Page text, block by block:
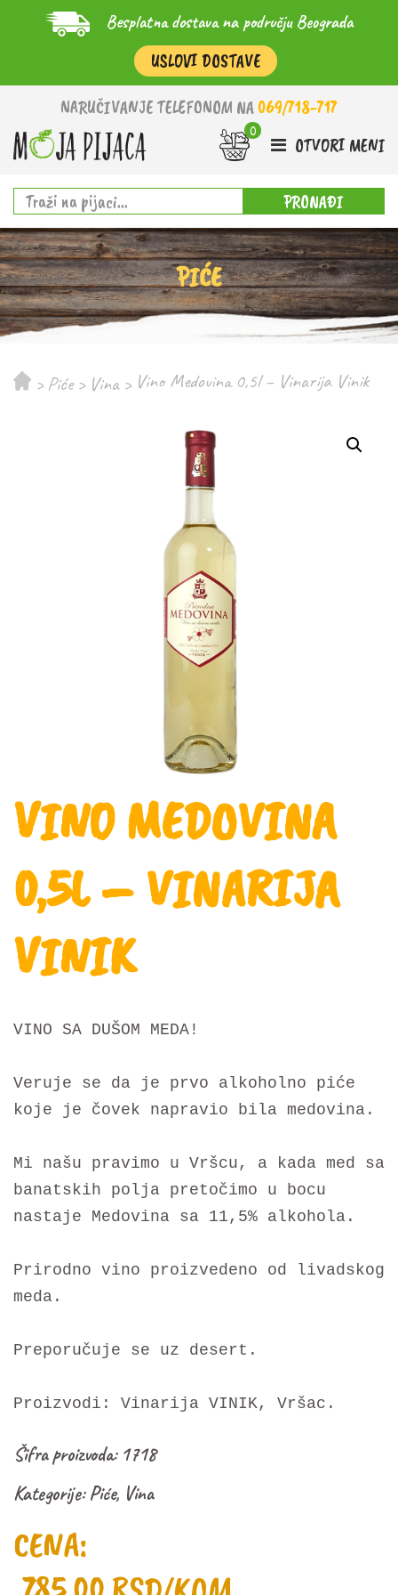
Besplatna dostava na području Beograda
USLOVI DOSTAVE
NARUČIVANJE TELEFONOM NA 069/718-717
OTVORI MENI
PRONAĐI
PIĆE
> Piće > Vina > Vino Medovina 0,5l – Vinarija Vinik
VINO MEDOVINA
0,5L – VINARIJA
VINIK
VINO SA DUŠOM MEDA!
Veruje se da je prvo alkoholno piće
koje je čovek napravio bila medovina.
Mi našu pravimo u Vršcu, a kada med sa
banatskih polja pretočimo u bocu
nastaje Medovina sa 11,5% alkohola.
Prirodno vino proizvedeno od livadskog
meda.
Preporučuje se uz desert.
Proizvodi: Vinarija VINIK, Vršac.
Šifra proizvoda: 1718
Kategorije:Piće, Vina
CENA: